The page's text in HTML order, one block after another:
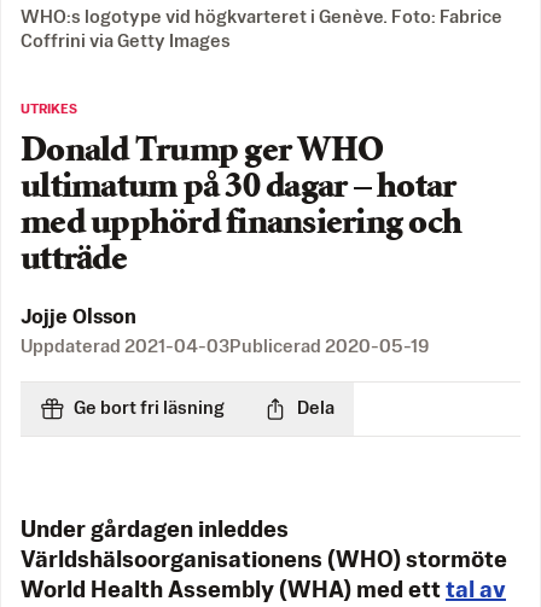
WHO:s logotype vid högkvarteret i Genève. Foto: Fabrice
Coffrini via Getty Images
UTRIKES
Donald Trump ger WHO
ultimatum på 30 dagar – hotar
med upphörd finansiering och
utträde
Jojje Olsson
Uppdaterad 2021-04-03 Publicerad 2020-05-19
Ge bort fri läsning Dela
Under gårdagen inleddes
Världshälsoorganisationens (WHO) stormöte
World Health Assembly (WHA) med ett tal av